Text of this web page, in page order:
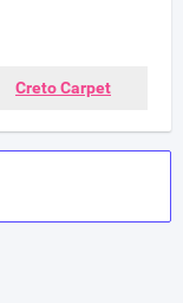
Creto Carpet